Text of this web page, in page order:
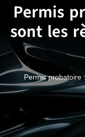
Permis
sont les
Permis probatoire